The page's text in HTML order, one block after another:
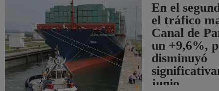
En el
el tráfico
Canal de
un +9,6%,
disminuyó
junio.